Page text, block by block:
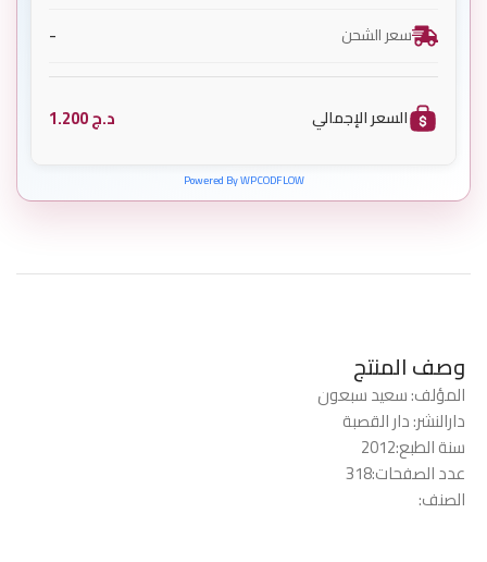
سعر الشحن -
السعر الإجمالي د.ج
Powered By WPCODFLOW
وصف المنتج
المؤلف: سعيد سبعون